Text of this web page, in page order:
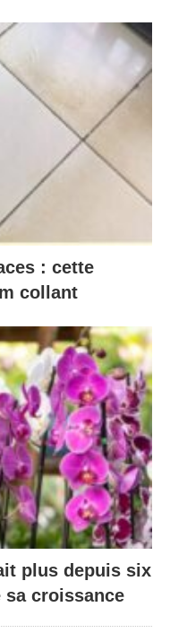
: cette
collant
plus depuis six
sa croissance